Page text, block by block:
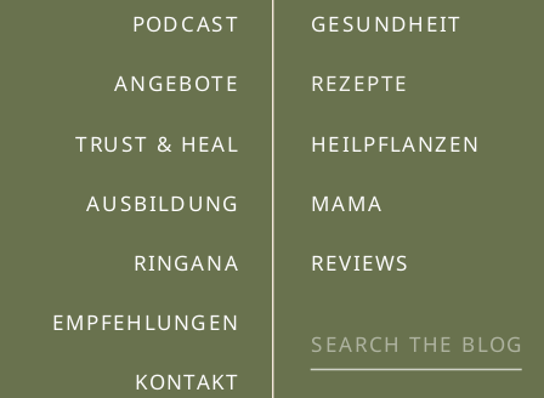
PODCAST
KONTAKT
ANGEBOTE
TRUST & HEAL
AUSBILDUNG
RINGANA
EMPFEHLUNGEN
REZEPTE
REVIEWS
MAMA
GESUNDHEIT
HEILPFLANZEN
Search
for: